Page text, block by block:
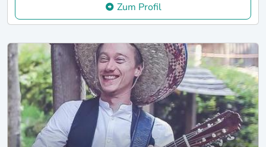
Zum Profil